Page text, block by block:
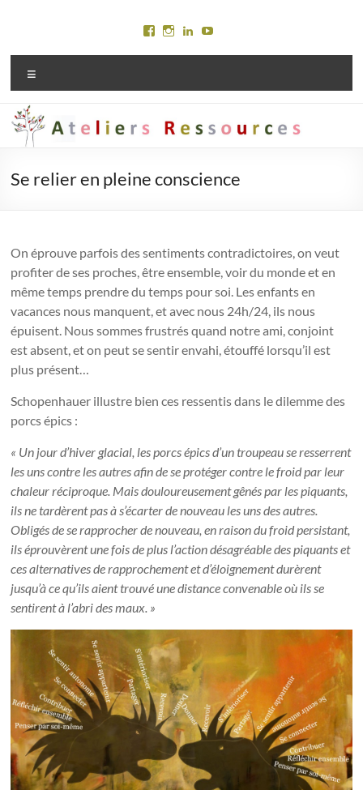
Voir
profil
sur
Voir
profil
sur
Voir
profil
Jury
Voir
profil
Jury
Se relier en pleine conscience
On éprouve parfois des sentiments contradictoires, on veut
profiter de ses proches, être ensemble, voir du monde et en
même temps prendre du temps pour soi. Les enfants en
vacances nous manquent, et avec nous 24h/24, ils nous
épuisent. Nous sommes frustrés quand notre ami, conjoint
est absent, et on peut se sentir envahi, étouffé lorsqu’il est
plus présent…
Schopenhauer illustre bien ces ressentis dans le dilemme des
porcs épics :
« Un jour d’hiver glacial, les porcs épics d’un troupeau se resserrent
les uns contre les autres afin de se protéger contre le froid par leur
chaleur réciproque. Mais douloureusement gênés par les piquants,
ils ne tardèrent pas à s’écarter de nouveau les uns des autres.
Obligés de se rapprocher de nouveau, en raison du froid persistant,
ils éprouvèrent une fois de plus l’action désagréable des piquants et
ces alternatives de rapprochement et d’éloignement durèrent
jusqu’à ce qu’ils aient trouvé une distance convenable où ils se
sentirent à l’abri des maux. »